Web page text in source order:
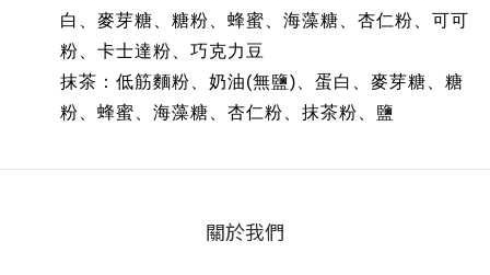
白、麥芽糖、糖粉、蜂蜜、海藻糖、杏仁粉、可可
粉、卡士達粉、巧克力豆
抹茶：低筋麵粉、奶油(無鹽) 、蛋白、麥芽糖、糖
粉、蜂蜜、海藻糖、杏仁粉、抹茶粉、鹽
關於我們